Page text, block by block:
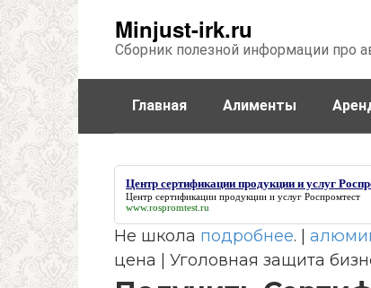
Minjust-irk.ru
Сборник полезной информации про
Главная Алименты
Центр сертификации продукции и услуг
Центр сертификации продукции и услуг Роспромтест
www.rospromtest.ru
Не школа подробнее. |
цена | Уголовная защита